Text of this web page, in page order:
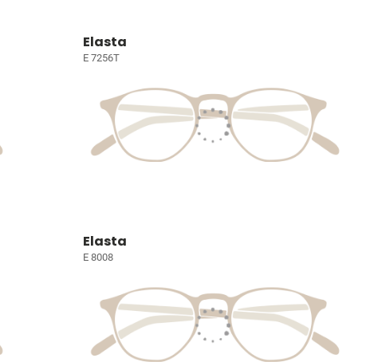
Elasta
E 7256T
Elasta
E 8008